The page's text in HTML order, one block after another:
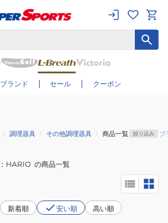
ブランド セール クーポン
さらに絞り込む
調理器具 その他調理器具 商品一覧 絞り込み ブ
HARIO の商品一覧
新着順 安い順 高い順